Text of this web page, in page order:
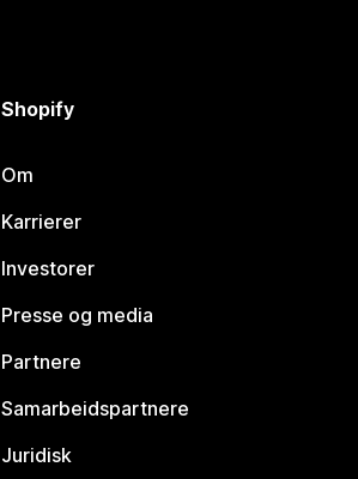
Shopify
Om
Karrierer
Investorer
Presse og media
Partnere
Samarbeidspartnere
Juridisk